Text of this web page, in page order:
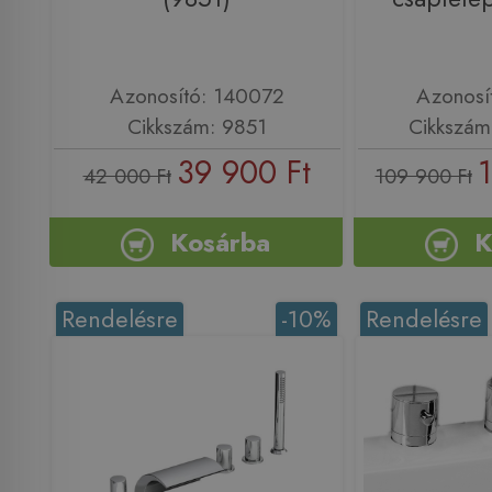
Azonosító: 140072
Cikkszám: 9851
42 000 Ft 39 900 Ft
Kosárba
109 900 Ft
-10%
Rendelésre Rendelésre